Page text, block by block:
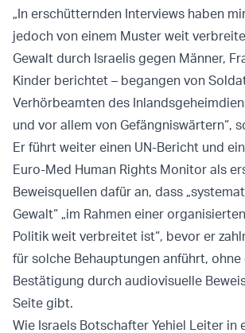
„In erschütternden Interviews haben
jedoch von einem Muster weit
Gewalt durch Israelis gegen Männer,
Kinder berichtet – begangen von
Verhörbeamten des
und vor allem von Gefängniswärtern“,
Er führt weiter einen UN-Bericht und
Euro-Med Human Rights Monitor als
Beweisquellen dafür an, dass
Gewalt“ „im Rahmen einer
Politik weit verbreitet ist“, bevor er
für solche Behauptungen anführt, ohne
Bestätigung durch audiovisuelle
Seite gibt.
Wie Israels Botschafter Yehiel Leiter in